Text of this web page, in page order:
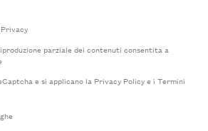
Privacy
parziale dei contenuti consentita a
e si applicano la Privacy Policye i Termini